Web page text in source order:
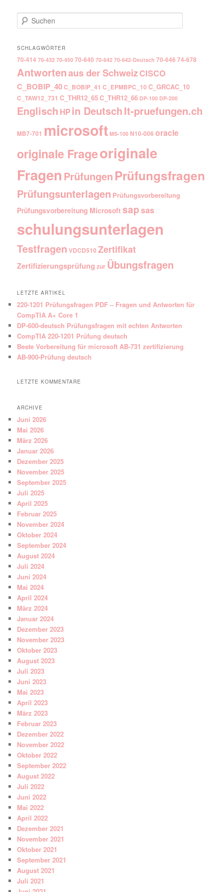
Suchen
SCHLAGWÖRTER
70-414 70-432 70-450 70-640 70-642 70-642-Deutsch 70-646 74-678
Antwortenaus der SchweizCISCO
C_BOBIP_40C_BOBIP_41 C_EPMBPC_10 C_GRCAC_10
C_TAW12_731 C_THR12_65C_THR12_66 DP-100 DP-200
Englisch HPin DeutschIt-pruefungen.ch
MB7-701 microsoft MS-100 N10-006 oracle
originale Frageoriginale
Fragen Prüfungen Prüfungsfragen
Prüfungsunterlagen Prüfungsvorbereitung
Prüfungsvorbereitung Microsoft sapsas
schulungsunterlagen
Testfragen VDCD510 Zertifikat
Zertifizierungsprüfung zur Übungsfragen
LETZTE ARTIKEL
220-1201 Prüfungsfragen PDF – Fragen und Antworten für
CompTIA A+ Core 1
DP-600-deutsch Prüfungsfragen mit echten Antworten
CompTIA 220-1201 Prüfung deutsch
Beste Vorbereitung für microsoft AB-731 zertifizierung
AB-900-Prüfung deutsch
LETZTE KOMMENTARE
ARCHIVE
Juni 2026
Mai 2026
März 2026
Januar 2026
Dezember 2025
November 2025
September 2025
Juli 2025
April 2025
Februar 2025
November 2024
Oktober 2024
September 2024
August 2024
Juli 2024
Juni 2024
Mai 2024
April 2024
März 2024
Januar 2024
Dezember 2023
November 2023
Oktober 2023
August 2023
Juli 2023
Juni 2023
Mai 2023
April 2023
März 2023
Februar 2023
Dezember 2022
November 2022
Oktober 2022
September 2022
August 2022
Juli 2022
Juni 2022
Mai 2022
April 2022
Dezember 2021
November 2021
Oktober 2021
September 2021
August 2021
Juli 2021